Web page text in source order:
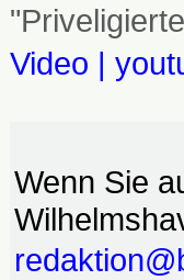
Video |
Wenn Sie